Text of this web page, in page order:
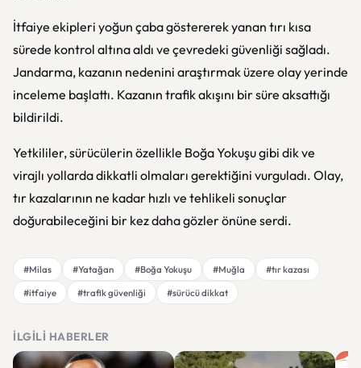
İtfaiye ekipleri yoğun çaba göstererek yanan tırı kısa
sürede kontrol altına aldı ve çevredeki güvenliği sağladı.
Jandarma, kazanın nedenini araştırmak üzere olay yerinde
inceleme başlattı. Kazanın trafik akışını bir süre aksattığı
bildirildi.
Yetkililer, sürücülerin özellikle Boğa Yokuşu gibi dik ve
virajlı yollarda dikkatli olmaları gerektiğini vurguladı. Olay,
tır kazalarının ne kadar hızlı ve tehlikeli sonuçlar
doğurabileceğini bir kez daha gözler önüne serdi.
#Milas #Yatağan #Boğa Yokuşu #Muğla
#tır kazası
#itfaiye
#trafik güvenliği #sürücü dikkat
İLGILI HABERLER